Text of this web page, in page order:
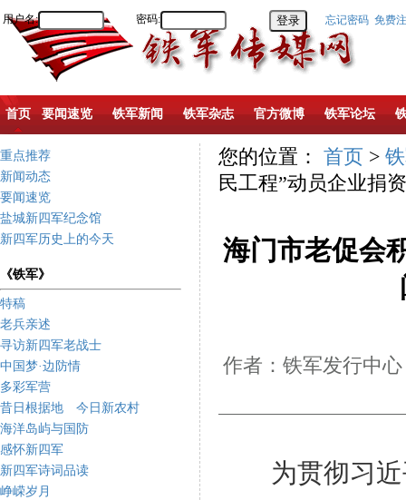
用户名: 密码: 忘记密码 免费
首页 要闻速览 铁军新闻 铁军杂志 官方微博 铁军论坛
重点推荐
新闻动态
要闻速览
盐城新四军纪念馆
新四军历史上的今天
《铁军》
特稿
老兵亲述
寻访新四军老战士
中国梦·边防情
多彩军营
昔日根据地 今日新农村
海洋岛屿与国防
感怀新四军
新四军诗词品读
峥嵘岁月
您的位置： 首页 >
民工程”动员企业捐
海门市老促会
作者：铁军发行中
为贯彻习近